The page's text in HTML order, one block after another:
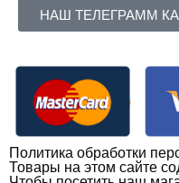
НАШ ТЕЛЕГРАММ
Политика обработки
Товары на этом сайте